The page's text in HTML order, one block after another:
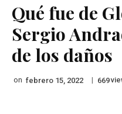
Qué fue de
Sergio
de los daños
on febrero 15, 2022 | 669